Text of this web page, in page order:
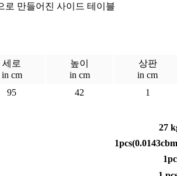
로 만들어진 사이드 테이블
세로
in cm
높이
in cm
상판
in cm
95 42 1
27